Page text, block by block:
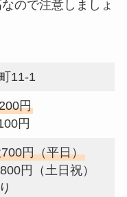
ので注意しましょ
11-1
円
円
円（平日）
円（土日祝）